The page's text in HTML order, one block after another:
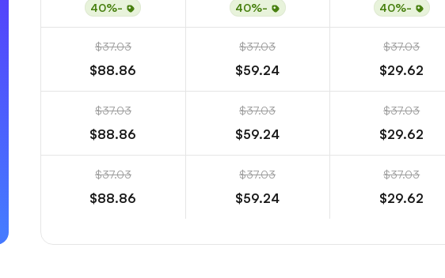
-40%
-40%
-40%
$37.03
$29.62
$37.03
$59.24
$37.03
$88.86
$37.03
$29.62
$37.03
$59.24
$37.03
$88.86
$37.03
$29.62
$37.03
$59.24
$37.03
$88.86